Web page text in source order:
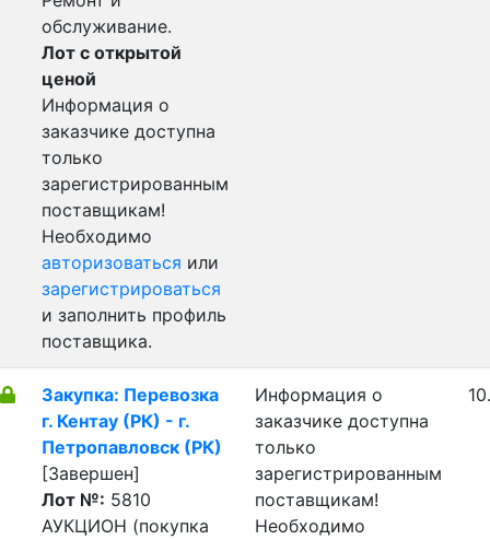
обслуживание.
Лот с открытой
ценой
Информация о
заказчике доступна
только
зарегистрированным
поставщикам!
Необходимо
авторизоваться или
зарегистрироваться
и заполнить профиль
поставщика.
Закупка: Перевозка
г. Кентау (РК) - г.
Петропавловск (РК)
[Завершен]
Лот №: 5810
АУКЦИОН (покупка
Информация о
заказчике доступна
только
зарегистрированным
поставщикам!
Необходимо